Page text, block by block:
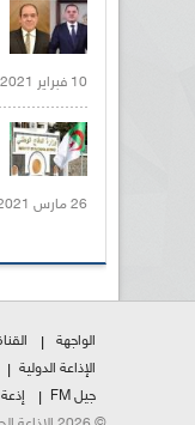
10 فبراير 2021 |
26 مارس 2021 |
الواجهة
الإذاعة الدولية
جيل FM